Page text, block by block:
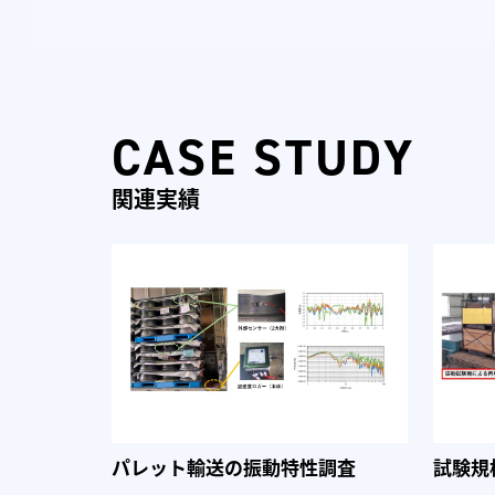
CASE STUDY
関連実績
パレット輸送の振動特性調査 試験規